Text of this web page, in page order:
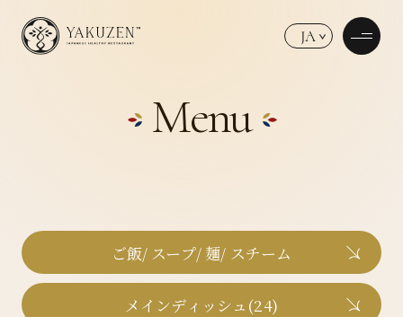
JA
Menu
ご飯/ スープ/ 麺/ スチーム
メインディッシュ(24)